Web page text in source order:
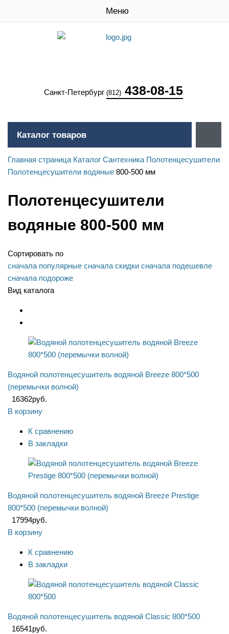
Меню
Санкт-Петербург (812) 438-08-15
Каталог товаров
Главная страница Каталог Сантехника Полотенцесушители
Полотенцесушители водяные 800-500 мм
Полотенцесушители
водяные 800-500 мм
Сортировать по
сначала популярные сначала скидки сначала подешевле
сначала подороже
Вид каталога
Водяной полотенцесушитель водяной Breeze 800*500
(перемычки волной)
16362руб.
В корзину
К сравнению
В закладки
Водяной полотенцесушитель водяной Breeze Prestige
800*500 (перемычки волной)
17994руб.
В корзину
К сравнению
В закладки
Водяной полотенцесушитель водяной Classic 800*500
16541руб.